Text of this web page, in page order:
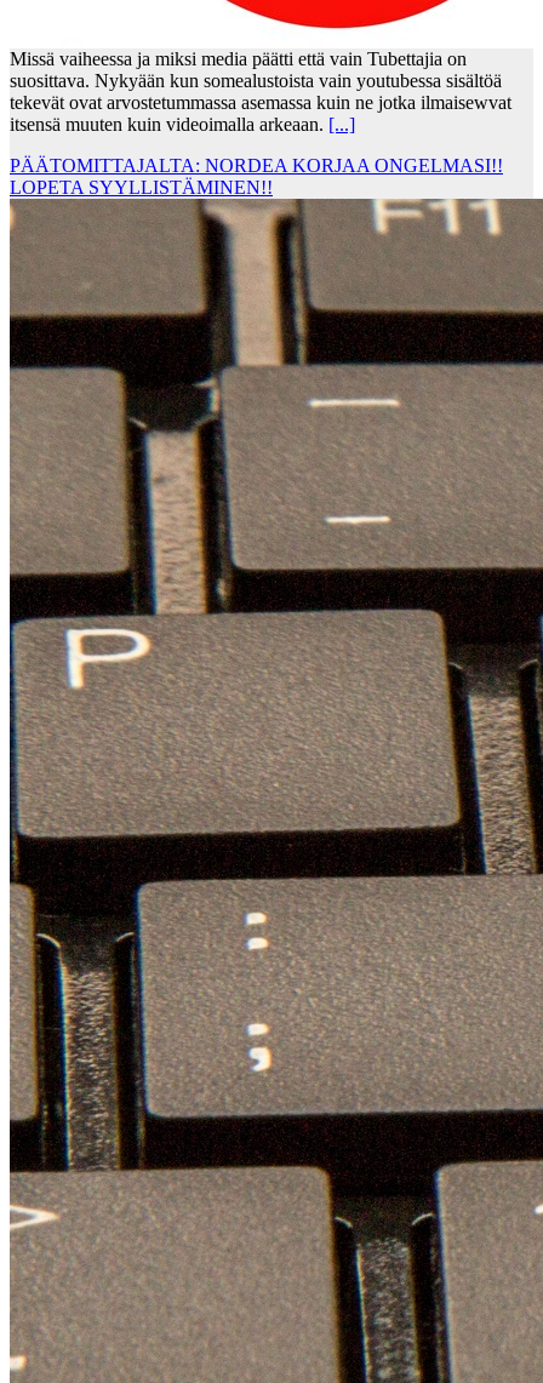
Missä vaiheessa ja miksi media päätti että vain Tubettajia on
suosittava. Nykyään kun somealustoista vain youtubessa sisältöä
tekevät ovat arvostetummassa asemassa kuin ne jotka ilmaisewvat
itsensä muuten kuin videoimalla arkeaan. [...]
PÄÄTOMITTAJALTA: NORDEA KORJAA ONGELMASI!!
LOPETA SYYLLISTÄMINEN!!